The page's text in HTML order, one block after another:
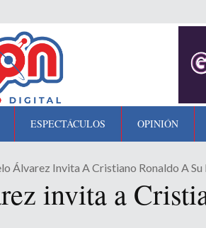
ESPECTÁCULOS OPINIÓN
Álvarez Invita A Cristiano Ronaldo A Su
invita a